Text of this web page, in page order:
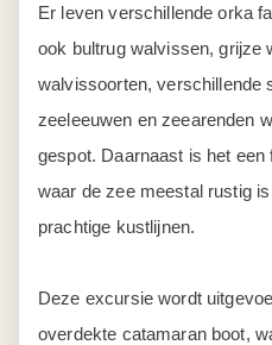
Er leven verschillende orka
ook bultrug walvissen, grijze
walvissoorten, verschillende
zeeleeuwen en zeearenden
gespot. Daarnaast is het
waar de zee meestal rustig
prachtige kustlijnen.
Deze excursie wordt
overdekte catamaran boot,